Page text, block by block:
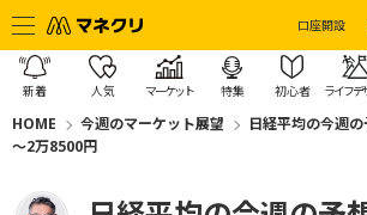
口座開設
新着 人気 マーケット 特集 初心者 ライフデ
HOME 今週のマーケット展望
日経平均の今週
～2万8500円